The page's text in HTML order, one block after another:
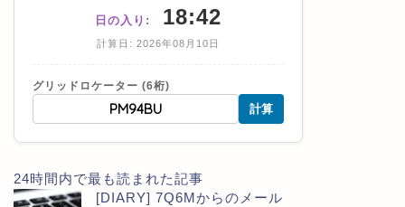
日の入り: 18:42
計算日: 2026年08月10日
グリッドロケーター (6桁)
計算
24時間内で最も読まれた記事
[DIARY] 7Q6Mからのメール